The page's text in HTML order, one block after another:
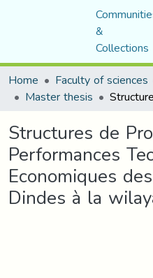
&
Collections
Home
Faculty of sciences
Master thesis
Structures de
Performances
Economiques
Dindes à la